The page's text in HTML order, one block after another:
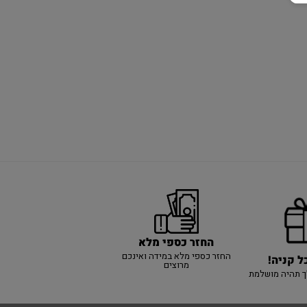
קניה!
תהיה מושלמת
החזר כספי מלא
החזר כספי מלא במידה ואינכם
מרוצים